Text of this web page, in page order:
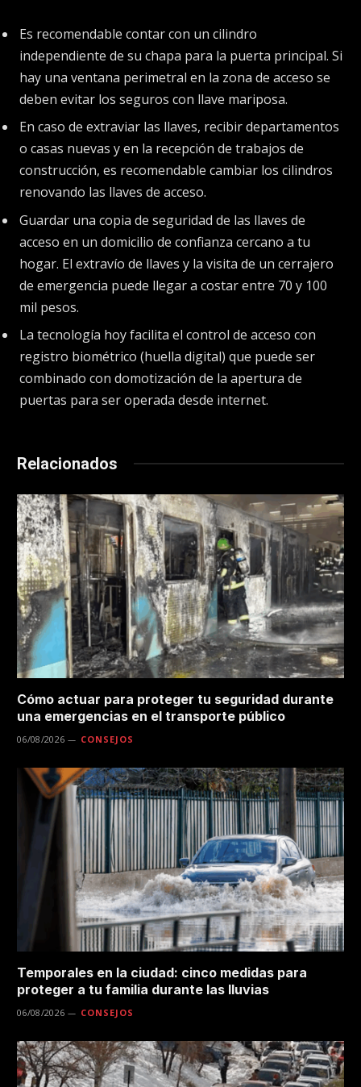
Es recomendable contar con un cilindro
independiente de su chapa para la puerta principal. Si
hay una ventana perimetral en la zona de acceso se
deben evitar los seguros con llave mariposa.
En caso de extraviar las llaves, recibir departamentos
o casas nuevas y en la recepción de trabajos de
construcción, es recomendable cambiar los cilindros
renovando las llaves de acceso.
Guardar una copia de seguridad de las llaves de
acceso en un domicilio de confianza cercano a tu
hogar. El extravío de llaves y la visita de un cerrajero
de emergencia puede llegar a costar entre 70 y 100
mil pesos.
La tecnología hoy facilita el control de acceso con
registro biométrico (huella digital) que puede ser
combinado con domotización de la apertura de
puertas para ser operada desde internet.
Relacionados
Cómo actuar para proteger tu seguridad durante
una emergencias en el transporte público
06/08/2026 CONSEJOS
Temporales en la ciudad: cinco medidas para
proteger a tu familia durante las lluvias
06/08/2026 CONSEJOS